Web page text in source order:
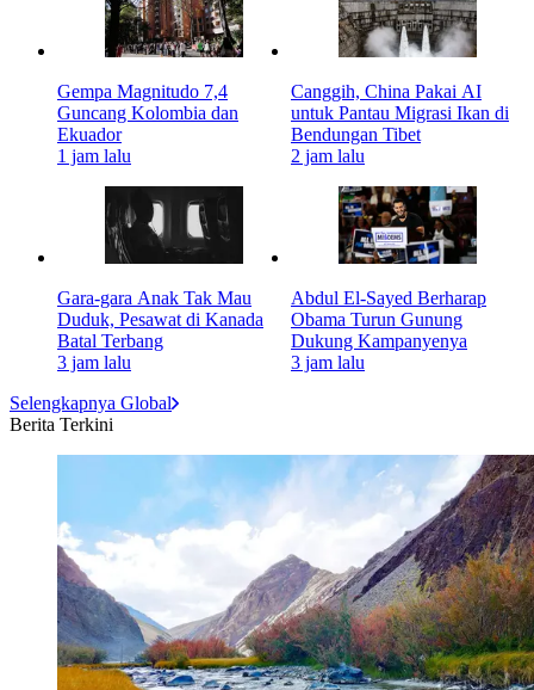
Gempa Magnitudo 7,4
Guncang Kolombia dan
Ekuador
1 jam lalu
Canggih, China Pakai AI
untuk Pantau Migrasi Ikan di
Bendungan Tibet
2 jam lalu
Gara-gara Anak Tak Mau
Duduk, Pesawat di Kanada
Batal Terbang
3 jam lalu
Abdul El-Sayed Berharap
Obama Turun Gunung
Dukung Kampanyenya
3 jam lalu
Selengkapnya Global
Berita Terkini